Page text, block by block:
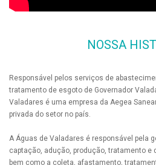
NOSSA
Responsável pelos serviços de
tratamento de esgoto de Governador
Valadares é uma empresa da Aegea
privada do setor no país.
A Águas de Valadares é responsável pela
captação, adução, produção, tratamento e
bem como a coleta, afastamento,